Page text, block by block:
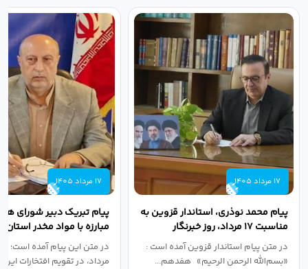
17 مرداد 1405
پیام محمد نوذری، استاندار قزوین به
مناسبت ۱۷ مرداد، روز خبرنگار
در متن پیام استاندار قزوین آمده است :
«بسم‌الله الرحمن الرحیم» هفدهم...
17 مرداد 1405
پیام تبریک دبیر شورای
مبارزه با مواد مخدر استان
مناسبت روز خبرنگار...
در متن این پیام آمده
مرداد، در تقویم افتخارات